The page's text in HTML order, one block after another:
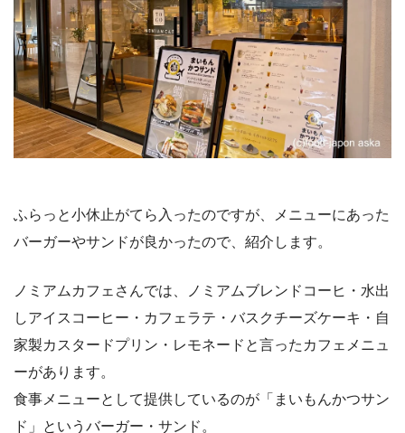
ふらっと小休止がてら入ったのですが、メニューにあった
バーガーやサンドが良かったので、紹介します。
ノミアムカフェさんでは、ノミアムブレンドコーヒ・水出
しアイスコーヒー・カフェラテ・バスクチーズケーキ・自
家製カスタードプリン・レモネードと言ったカフェメニュ
ーがあります。
食事メニューとして提供しているのが「まいもんかつサン
ド」というバーガー・サンド。